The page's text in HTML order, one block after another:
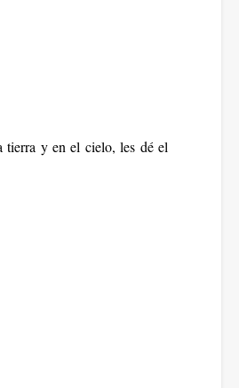
tierra y en el cielo, les dé el